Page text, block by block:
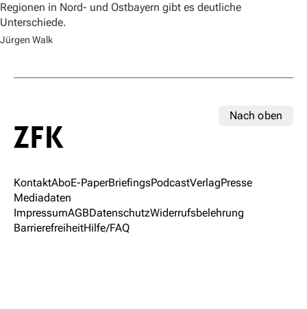
Regionen in Nord- und Ostbayern gibt es deutliche
Unterschiede.
Jürgen Walk
Nach oben
KontaktAboE-PaperBriefingsPodcastVerlagPresse
Mediadaten
ImpressumAGBDatenschutzWiderrufsbelehrung
BarrierefreiheitHilfe/FAQ